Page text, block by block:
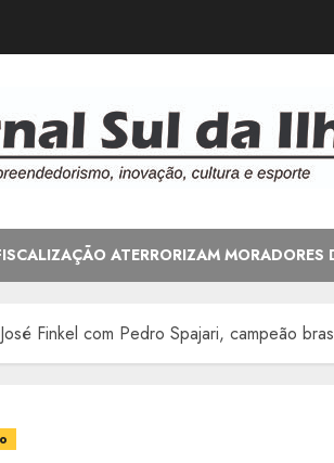
ATERRORIZAM MORADORES
Finkel com Pedro Spajari, campeão